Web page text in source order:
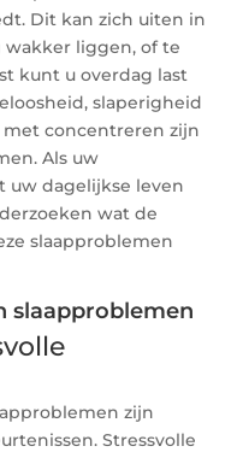
Dit kan zich uiten in
liggen, of te
kunt u overdag last
slaperigheid
concentreren zijn
Als uw
uw dagelijkse leven
wat de
slaapproblemen
slaapproblemen
zijn
Stressvolle